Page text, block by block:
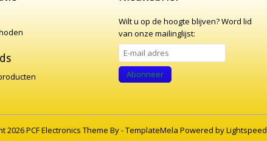
Wilt u op de hoogte blijven?Word lid
van onze mailinglijst:
Abonneer
2026 PCF Electronics Theme By -TemplateMela Powered byLightspeed